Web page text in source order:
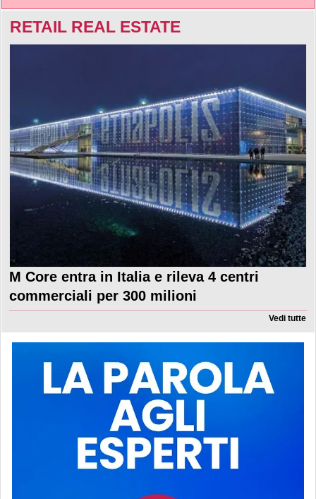
RETAIL REAL ESTATE
M Core entra in Italia e rileva 4 centri
commerciali per 300 milioni
Vedi tutte